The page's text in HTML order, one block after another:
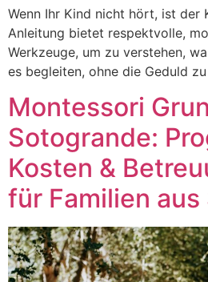
Wenn Ihr Kind nicht hört, ist der
Anleitung bietet respektvolle,
Werkzeuge, um zu verstehen,
es begleiten, ohne die Geduld
Montessori
Sotogrande:
Kosten &
für Familien aus